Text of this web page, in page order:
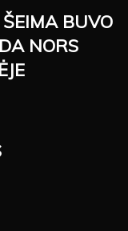
BUVO
NORS